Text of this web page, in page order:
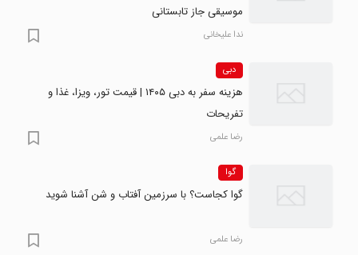
موسیقی جاز تابستانی
ندا علیخانی
دبی
هزینه سفر به دبی ۱۴۰۵ | قیمت تور، ویزا، غذا و
تفریحات
رضا علمی
گوا
گوا کجاست؟ با سرزمین آفتاب و شن آشنا شوید
رضا علمی